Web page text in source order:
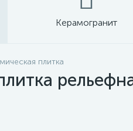
Керамогранит
плитка